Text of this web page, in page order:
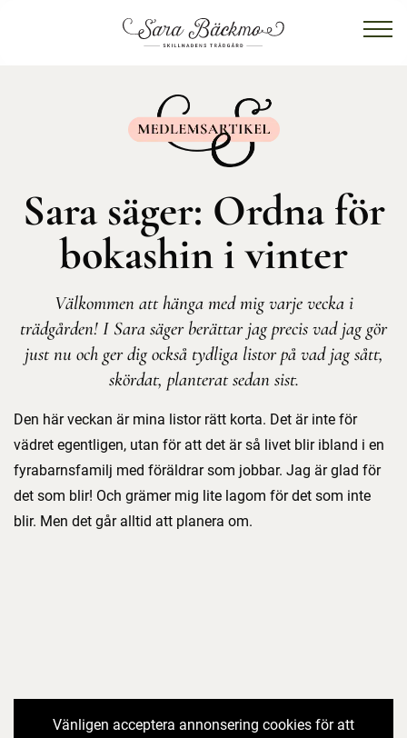
Sara säger: Ordna för
bokashin i vinter
Välkommen att hänga med mig varje vecka i
trädgården! I Sara säger berättar jag precis vad jag gör
just nu och ger dig också tydliga listor på vad jag sått,
skördat, planterat sedan sist.
Den här veckan är mina listor rätt korta. Det är inte för
vädret egentligen, utan för att det är så livet blir ibland i en
fyrabarnsfamilj med föräldrar som jobbar. Jag är glad för
det som blir! Och grämer mig lite lagom för det som inte
blir. Men det går alltid att planera om.
Vänligen acceptera annonsering cookies för att